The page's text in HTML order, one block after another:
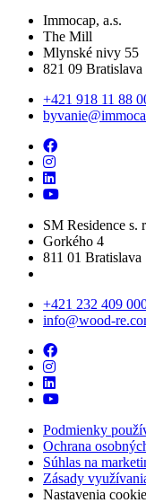
Immocap, a.s.
The Mill
Mlynské nivy 55
821 09 Bratislava
+421 918 11 88
SM Residence s.
Gorkého 4
811 01 Bratislava
+421 232 409
info@wood-
Podmienky
Ochrana
Súhlas na
Zásady
Nastavenia